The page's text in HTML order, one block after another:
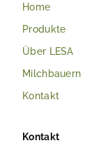
Home
Produkte
Über LESA
Milchbauern
Kontakt
Kontakt